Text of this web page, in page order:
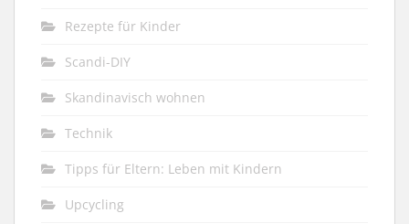
Rezepte für Kinder
Scandi-DIY
Skandinavisch wohnen
Technik
Tipps für Eltern: Leben mit Kindern
Upcycling